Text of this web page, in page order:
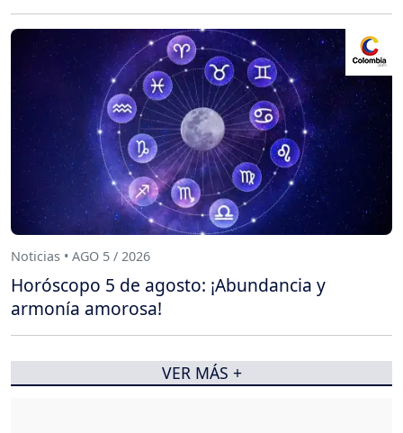
Noticias • AGO 5 / 2026
Horóscopo 5 de agosto: ¡Abundancia y
armonía amorosa!
VER MÁS +